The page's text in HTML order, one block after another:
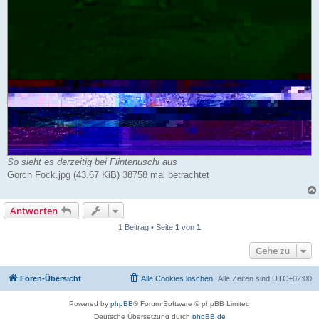
So sieht es derzeitig bei Flintenuschi aus
Gorch Fock.jpg (43.67 KiB) 38758 mal betrachtet
Antworten
1 Beitrag • Seite 1 von 1
Gehe zu
Foren-Übersicht Alle Zeiten sind UTC+02:00
Alle Cookies löschen
Powered by phpBB® Forum Software © phpBB Limited
Deutsche Übersetzung durch phpBB.de